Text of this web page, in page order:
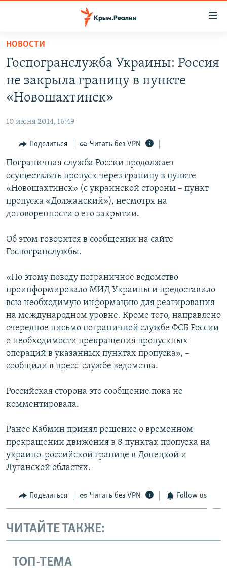
Вернуться
основному
содержанию
Вернутся
главной
Вернутся
поиску
СПЕЦПРОЕКТЫ
ГРУЗ 200
11 ЛЕТ ОККУПАЦИИ КРЫМА. 11 ИСТОРИЙ СОПРОТИВЛЕНИЯ
ВОДА
ЕЩЕ
ИНТЕРАКТИВ
ИНФОГРАФИКА
ТЕЛЕПРОЕКТ КРЫМ.РЕАЛИИ
СОВЕТЫ ПРАВОЗАЩИТНИКОВ
ПРОПАВШИЕ БЕЗ ВЕСТИ
ПОБЕДИТЕЛЕЙ НЕ СУДЯТ?
КРЫМ.НЕПОКОРЕННЫЙ
ELIFBE
УКРАИНСКАЯ ПРОБЛЕМА КРЫМА
РАДІО СВОБОДА
КАК ОБОЙТИ БЛОКИРОВКУ
Українською
Qırımtatar
ПРИСОЕДИНЯЙТЕСЬ!
Все сайты RFE/RL
НОВОСТИ
Госпогранслужба Украины: Россия
не закрыла границу в пункте
«Новошахтинск»
10 июня 2014, 16:49
Поделиться Читать без VPN
Пограничная служба России продолжает
осуществлять пропуск через границу в пункте
«Новошахтинск» (с украинской стороны – пункт
пропуска «Должанский»), несмотря на
договоренности о его закрытии.
Об этом говорится в сообщении на сайте
Госпогранслужбы.
«По этому поводу пограничное ведомство
проинформировало МИД Украины и предоставило
всю необходимую информацию для реагирования
на международном уровне. Кроме того, направлено
очередное письмо пограничной службе ФСБ России
о необходимости прекращения пропускных
операций в указанных пунктах пропуска», –
сообщили в пресс-службе ведомства.
Российская сторона это сообщение пока не
комментировала.
Ранее Кабмин принял решение о временном
прекращении движения в 8 пунктах пропуска на
украино-российской границе в Донецкой и
Луганской областях.
Поделиться Читать без VPN Follow us
ЧИТАЙТЕ ТАКЖЕ:
ТОП-ТЕМА